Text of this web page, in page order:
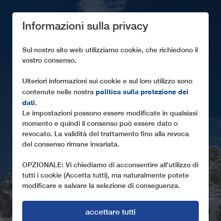
SOSTENIBILITÀ
Gli impianti a fune di LEITNER rappresentano
soluzioni High-Tech sostenibili
Informazioni sulla privacy
Sul nostro sito web utilizziamo cookie, che richiedono il
vostro consenso.
Ulteriori informazioni sui cookie e sul loro utilizzo sono
contenute nelle nostra politica sulla protezione dei
dati.
Le impostazioni possono essere modificate in qualsiasi
momento e quindi il consenso può essere dato o
revocato. La validità del trattamento fino alla revoca
del consenso rimane invariata.
OPZIONALE: Vi chiediamo di acconsentire all'utilizzo di
tutti i cookie (Accetta tutti), ma naturalmente potete
modificare e salvare la selezione di conseguenza.
accettare tutti